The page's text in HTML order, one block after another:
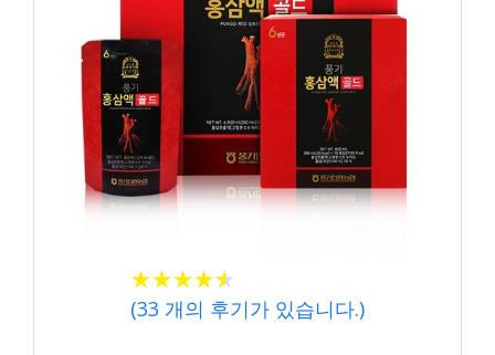
★★★★★
★★★★★
(33 개의 후기가 있습니다.)